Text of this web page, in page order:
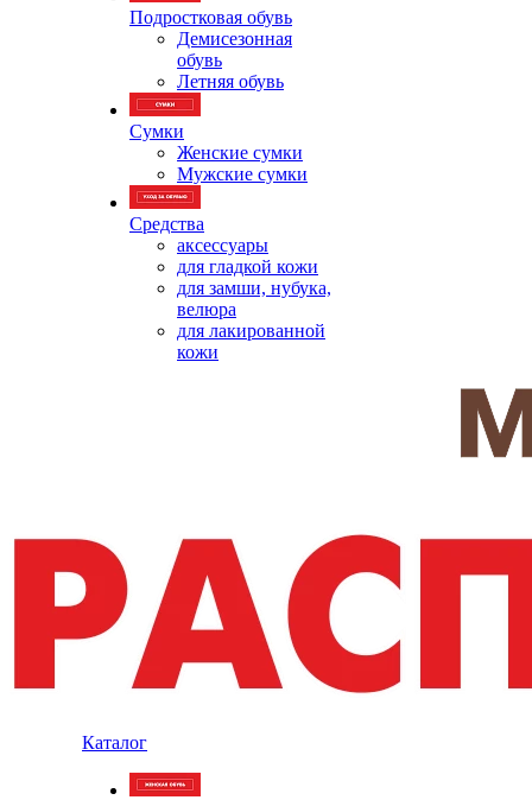
Подростковая обувь
Демисезонная
обувь
Летняя обувь
Сумки
Женские сумки
Мужские сумки
Средства
аксессуары
для гладкой кожи
для замши, нубука,
велюра
для лакированной
кожи
Каталог